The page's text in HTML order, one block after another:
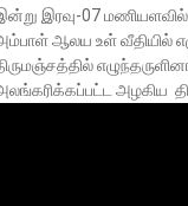
இரவு-07
ஆலய உள் வீதியில்
அழகிய